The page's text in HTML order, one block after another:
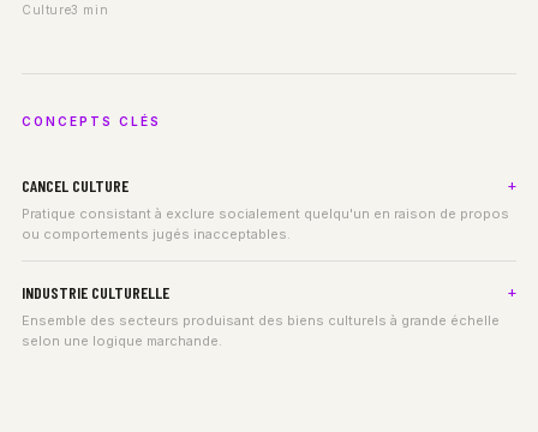
Culture3 min
CONCEPTS CLÉS
CANCEL CULTURE
Pratique consistant à exclure socialement quelqu'un en raison de propos
ou comportements jugés inacceptables.
INDUSTRIE CULTURELLE
Ensemble des secteurs produisant des biens culturels à grande échelle
selon une logique marchande.